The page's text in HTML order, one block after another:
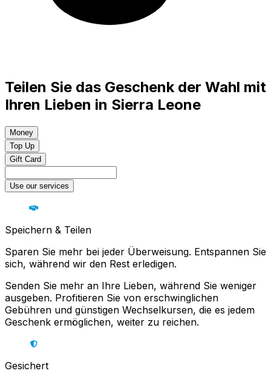
Teilen Sie das Geschenk der Wahl mit
Ihren Lieben in Sierra Leone
Money
Top Up
Gift Card
Use our services
Speichern & Teilen
Sparen Sie mehr bei jeder Überweisung. Entspannen Sie
sich, während wir den Rest erledigen.
Senden Sie mehr an Ihre Lieben, während Sie weniger
ausgeben. Profitieren Sie von erschwinglichen
Gebühren und günstigen Wechselkursen, die es jedem
Geschenk ermöglichen, weiter zu reichen.
Gesichert